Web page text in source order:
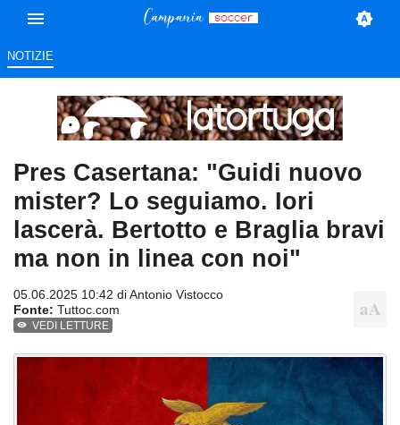
NOTIZIE
Pres Casertana: "Guidi nuovo
mister? Lo seguiamo. Iori
lascerà. Bertotto e Braglia bravi
ma non in linea con noi"
05.06.2025 10:42 diAntonio Vistocco
Fonte: Tuttoc.com
VEDI LETTURE